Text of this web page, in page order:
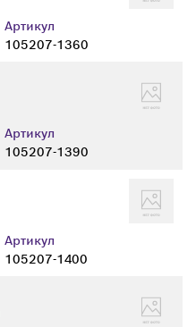
Артикул
105207-1360
Артикул
105207-1390
Артикул
105207-1400